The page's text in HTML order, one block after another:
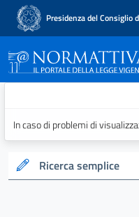
Presidenza del Consiglio
In caso di problemi di
Ricerca semplice